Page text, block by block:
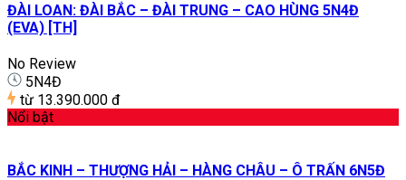
ĐÀI LOAN: ĐÀI BẮC – ĐÀI TRUNG – CAO HÙNG 5N4Đ
(EVA) [TH]
No Review
5N4Đ
từ 13.390.000 đ
Nổi bật
BẮC KINH – THƯỢNG HẢI – HÀNG CHÂU – Ô TRẤN 6N5Đ